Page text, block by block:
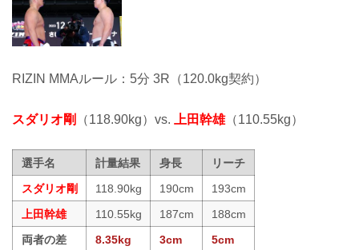
RIZIN MMAルール：5分 3R（120.0kg契約）
スダリオ剛 （118.90kg）vs. 上田幹雄（110.55kg）
選手名 計量結果 身長
リーチ
スダリオ剛
118.90kg 190cm
193cm
上田幹雄
110.55kg 187cm
188cm
両者の差
8.35kg 3cm 5cm